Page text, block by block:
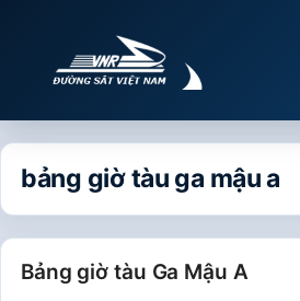
bảng giờ tàu ga mậu a
Bảng giờ tàu Ga Mậu A